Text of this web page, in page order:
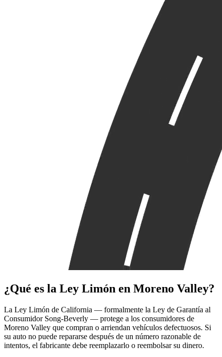
¿Qué es la Ley Limón en Moreno Valley?
La Ley Limón de California — formalmente la Ley de Garantía al
Consumidor Song-Beverly — protege a los consumidores de
Moreno Valley que compran o arriendan vehículos defectuosos. Si
su auto no puede repararse después de un número razonable de
intentos, el fabricante debe reemplazarlo o reembolsar su dinero.